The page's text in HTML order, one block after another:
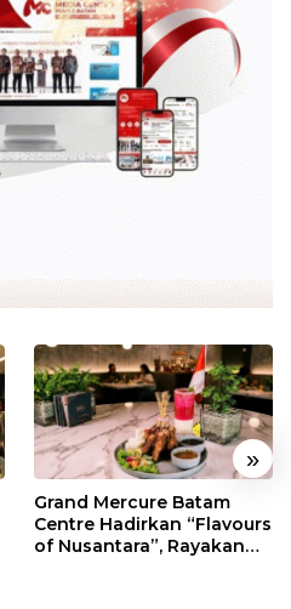
»
Grand Mercure Batam
Centre Hadirkan “Flavours
of Nusantara”, Rayakan